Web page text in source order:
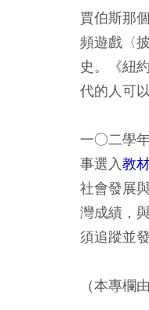
賈伯斯那
頻遊戲〈
史。《紐
代的人可以
一○二學
事選入教
社會發展
灣成績，
須追蹤並
（本專欄